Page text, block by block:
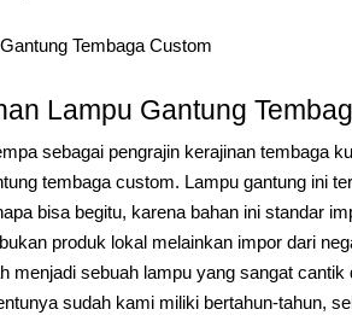
Lampu Gantung
sebagai pengrajin kerajinan tembaga
tembaga custom. Lampu gantung ini
bisa begitu, karena bahan ini standar
produk lokal melainkan impor dari
menjadi sebuah lampu yang sangat
sudah kami miliki bertahun-tahun,